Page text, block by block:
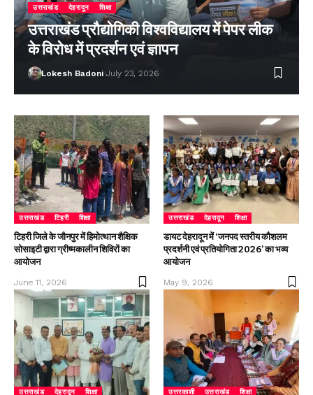
उत्तराखंड देहरादून शिक्षा
उत्तराखंड प्रौद्योगिकी विश्वविद्यालय में पेपर लीक
के विरोध में प्रदर्शन एवं ज्ञापन
Lokesh Badoni July 23, 2026
उत्तराखंड टिहरी शिक्षा
टिहरी जिले के जौनपुर में हिमोत्थान शैक्षिक
सोसाइटी द्वारा ग्रीष्मकालीन शिविरों का
आयोजन
June 11, 2026
उत्तराखंड देहरादून शिक्षा
डायट देहरादून में ‘जनपद स्तरीय कौशलम
प्रदर्शनी एवं प्रतियोगिता 2026’ का भव्य
आयोजन
May 9, 2026
उत्तराखंड देहरादून शिक्षा उत्तरकाशी उत्तराखंड शिक्षा